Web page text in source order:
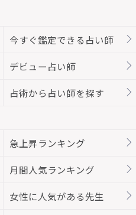
今すぐ鑑定できる占い師
デビュー占い師
占術から占い師を探す
急上昇ランキング
月間人気ランキング
女性に人気がある先生